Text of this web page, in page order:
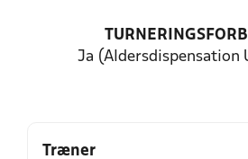
Ja (Aldersdispensation
Træner